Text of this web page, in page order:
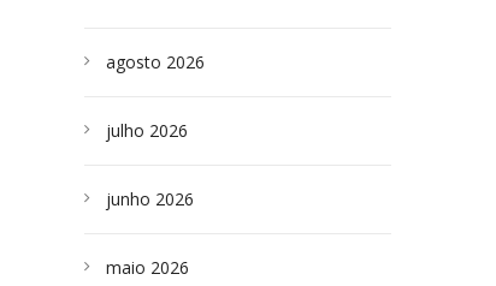
agosto 2026
julho 2026
junho 2026
maio 2026